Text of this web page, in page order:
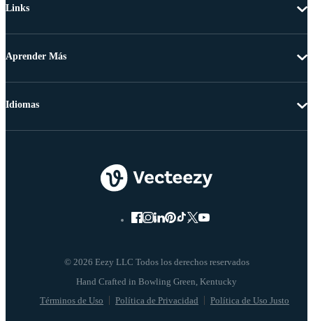
Links
Aprender Más
© 2026 Eezy LLC Todos los derechos reservados
Términos de Uso Política de Privacidad Política de Uso Justo
Idiomas